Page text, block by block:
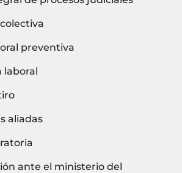
preventiva
laboral
aliadas
ante el ministerio del